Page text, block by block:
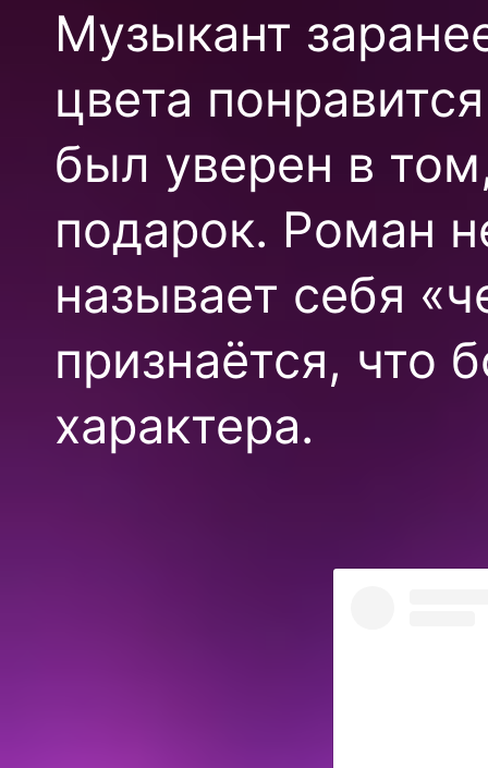
Музыкант
цвета
был уверен в
подарок. Роман
называет себя
признаётся, что
характера.